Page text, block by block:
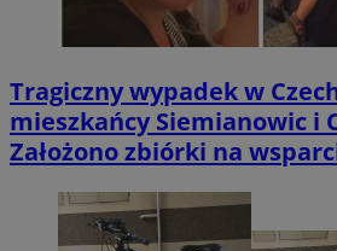
Tragiczny wypadek w
mieszkańcy Siemianowic i
Założono zbiórki na